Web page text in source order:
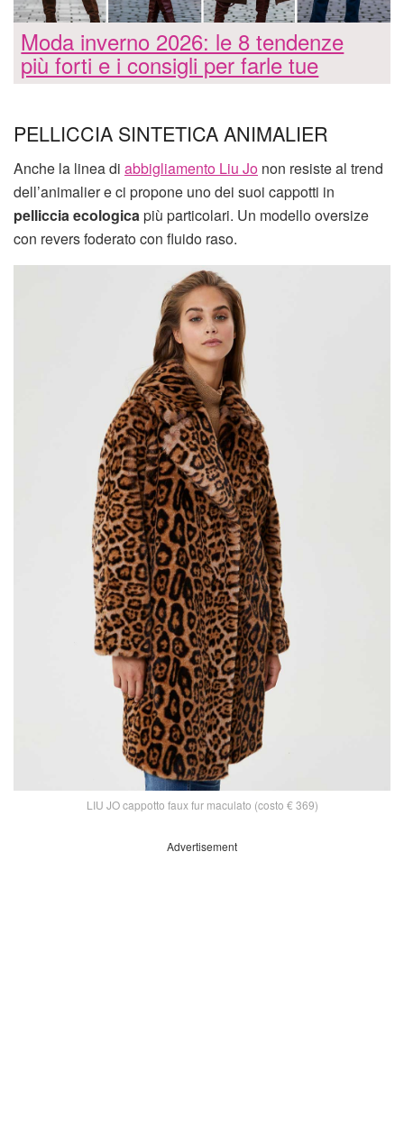
Moda inverno 2026: le 8 tendenze
più forti e i consigli per farle tue
PELLICCIA SINTETICA ANIMALIER
Anche la linea di abbigliamento Liu Jo non resiste al trend
dell’animalier e ci propone uno dei suoi cappotti in
pelliccia ecologicapiù particolari. Un modello oversize
con revers foderato con fluido raso.
LIU JO cappotto faux fur maculato (costo € 369)
Advertisement